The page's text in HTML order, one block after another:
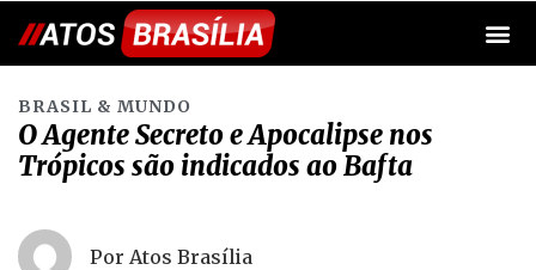
BRASIL & MUNDO
O Agente Secreto e Apocalipse nos
Trópicos são indicados ao Bafta
Por Atos Brasília